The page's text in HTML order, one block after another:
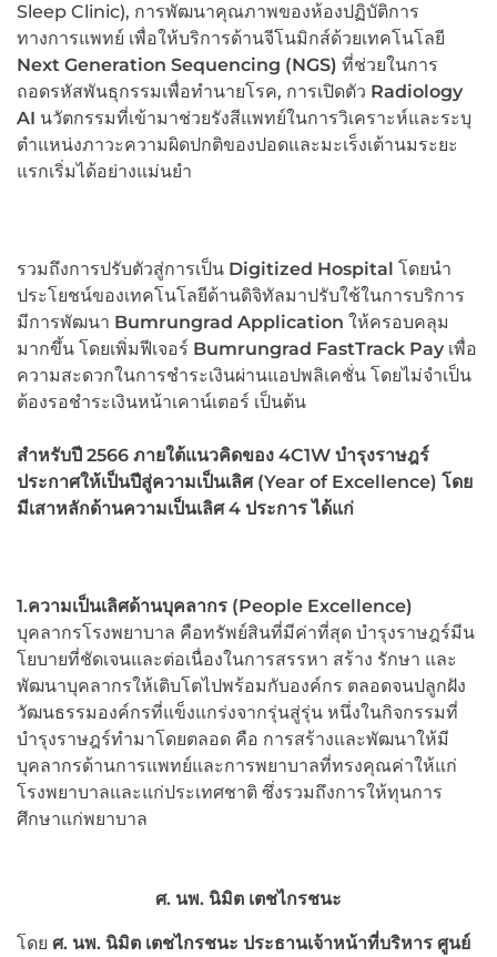
Sleep Clinic), การพัฒนาคุณภาพของห้องปฏิบัติการ
ทางการแพทย์ เพื่อให้บริการด้านจีโนมิกส์ด้วยเทคโนโลยี
Next Generation Sequencing (NGS) ที่ช่วยในการ
ถอดรหัสพันธุกรรมเพื่อทำนายโรค, การเปิดตัว Radiology
AI นวัตกรรมที่เข้ามาช่วยรังสีแพทย์ในการวิเคราะห์และระบุ
ตำแหน่งภาวะความผิดปกติของปอดและมะเร็งเต้านมระยะ
แรกเริ่มได้อย่างแม่นยำ
รวมถึงการปรับตัวสู่การเป็น Digitized Hospital โดยนำ
ประโยชน์ของเทคโนโลยีด้านดิจิทัลมาปรับใช้ในการบริการ
มีการพัฒนา Bumrungrad Application ให้ครอบคลุม
มากขึ้น โดยเพิ่มฟีเจอร์ Bumrungrad FastTrack Pay เพื่อ
ความสะดวกในการชำระเงินผ่านแอปพลิเคชั่น โดยไม่จำเป็น
ต้องรอชำระเงินหน้าเคาน์เตอร์ เป็นต้น
สำหรับปี 2566 ภายใต้แนวคิดของ 4C1W บำรุงราษฎร์
ประกาศให้เป็นปีสู่ความเป็นเลิศ (Year of Excellence) โดย
มีเสาหลักด้านความเป็นเลิศ 4 ประการ ได้แก่
1.ความเป็นเลิศด้านบุคลากร (People Excellence)
บุคลากรโรงพยาบาล คือทรัพย์สินที่มีค่าที่สุด บำรุงราษฎร์มีน
โยบายที่ชัดเจนและต่อเนื่องในการสรรหา สร้าง รักษา และ
พัฒนาบุคลากรให้เติบโตไปพร้อมกับองค์กร ตลอดจนปลูกฝัง
วัฒนธรรมองค์กรที่แข็งแกร่งจากรุ่นสู่รุ่น หนึ่งในกิจกรรมที่
บำรุงราษฎร์ทำมาโดยตลอด คือ การสร้างและพัฒนาให้มี
บุคลากรด้านการแพทย์และการพยาบาลที่ทรงคุณค่าให้แก่
โรงพยาบาลและแก่ประเทศชาติ ซึ่งรวมถึงการให้ทุนการ
ศึกษาแก่พยาบาล
ศ. นพ. นิมิต เตชไกรชนะ
โดย ศ. นพ. นิมิต เตชไกรชนะ ประธานเจ้าหน้าที่บริหาร ศูนย์